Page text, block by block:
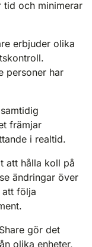
tid och minimerar
erbjuder olika
personer har
främjar
i realtid.
att hålla koll på
ändringar över
följa
gör det
olika enheter,